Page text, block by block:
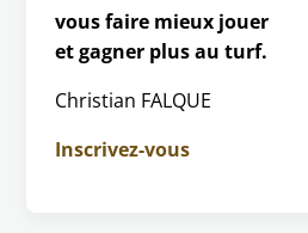
vous faire mieux jouer
et gagner plus au turf.
Christian FALQUE
Inscrivez-vous